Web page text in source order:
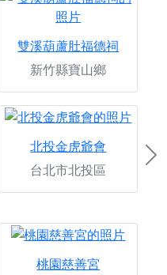
雙溪葫蘆肚福德祠
新竹縣寶山鄉
北投金虎爺會
台北市北投區
桃園慈善宮